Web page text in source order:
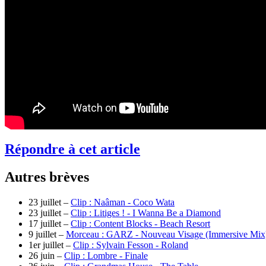
Répondre à cet article
Autres brèves
23 juillet – Clip : Naâman - Coco Wata
23 juillet – Clip : Litiges ! - I Wanna Be a Diamond
17 juillet – Clip : Content Blocks - Beach Resort
9 juillet – Morceau : GARZ - Nouveau Visage (Immersive
1er juillet – Clip : Sylvain Fesson - Roland
26 juin – Clip : Lombre - Finale